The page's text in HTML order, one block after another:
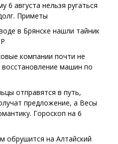
6 августа нельзя ругаться
Приметы
в Брянске нашли тайник
компании почти не
восстановление машин по
отправятся в путь,
предложение, а Весы
Гороскоп на 6
обрушится на Алтайский